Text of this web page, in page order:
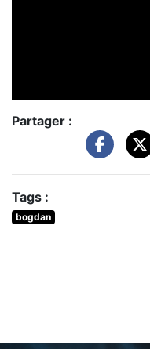
Partager :
Tags :
bogdan